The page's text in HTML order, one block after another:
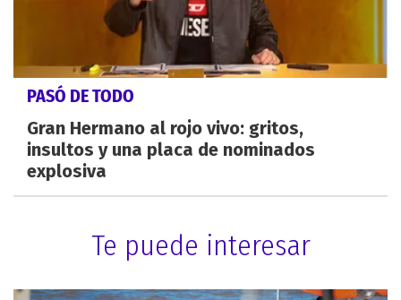
PASÓ DE TODO
Gran Hermano al rojo vivo: gritos,
insultos y una placa de nominados
explosiva
Te puede interesar